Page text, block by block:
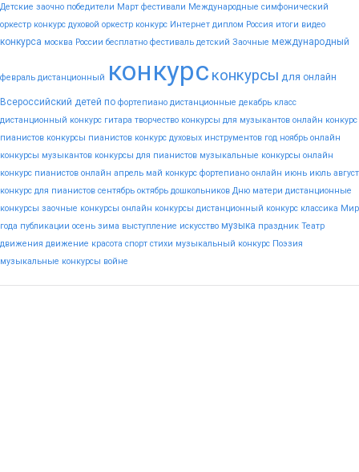
Детские заочно победители Март фестивали Международные симфонический
оркестр конкурс духовой оркестр конкурс Интернет диплом Россия итоги видео
конкурса москва России бесплатно фестиваль детский Заочные международный
февраль дистанционный конкурс конкурсы для онлайн
Всероссийский детей по фортепиано дистанционные декабрь класс
дистанционный конкурс гитара творчество конкурсы для музыкантов онлайн конкурс
пианистов конкурсы пианистов конкурс духовых инструментов год ноябрь онлайн
конкурсы музыкантов конкурсы для пианистов музыкальные конкурсы онлайн
конкурс пианистов онлайн апрель май конкурс фортепиано онлайн июнь июль август
конкурс для пианистов сентябрь октябрь дошкольников Дню матери дистанционные
конкурсы заочные конкурсы онлайн конкурсы дистанционный конкурс классика Мир
года публикации осень зима выступление искусство музыка праздник Театр
движения движение красота спорт стихи музыкальный конкурс Поэзия
музыкальные конкурсы войне